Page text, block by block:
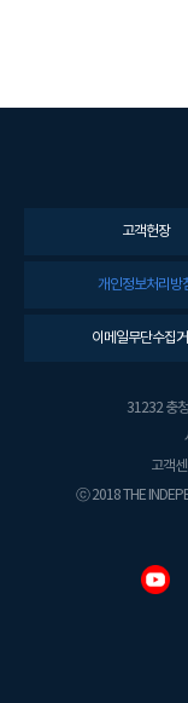
고객헌장
개인정보처리방
이메일무단수집
31232 충
고객
ⓒ 2018 THE